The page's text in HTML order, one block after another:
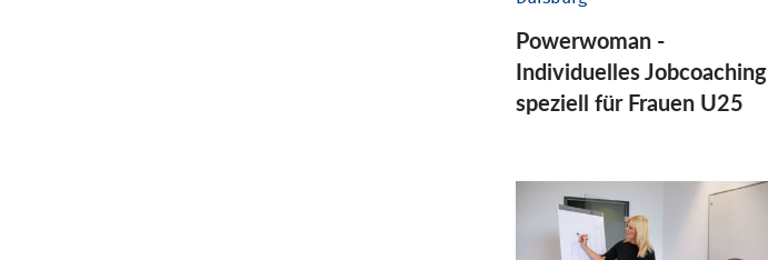
Powerwoman -
Individuelles Jobcoaching
speziell für Frauen U25